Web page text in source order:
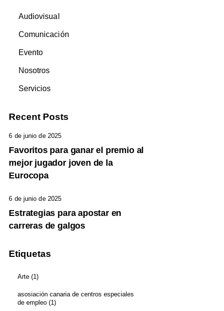
Audiovisual
Comunicación
Evento
Nosotros
Servicios
Recent Posts
6 de junio de 2025
Favoritos para ganar el premio al
mejor jugador joven de la
Eurocopa
6 de junio de 2025
Estrategias para apostar en
carreras de galgos
Etiquetas
Arte (1)
asosiación canaria de centros especiales
de empleo (1)